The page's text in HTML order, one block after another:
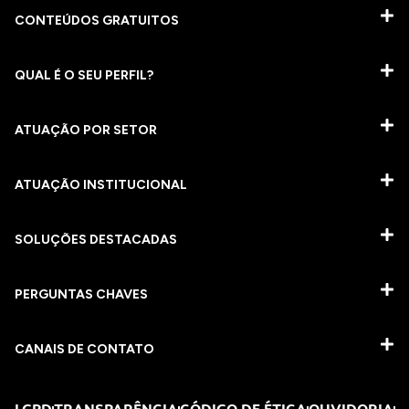
CONTEÚDOS GRATUITOS
QUAL É O SEU PERFIL?
ATUAÇÃO POR SETOR
ATUAÇÃO INSTITUCIONAL
SOLUÇÕES DESTACADAS
PERGUNTAS CHAVES​
CANAIS DE CONTATO